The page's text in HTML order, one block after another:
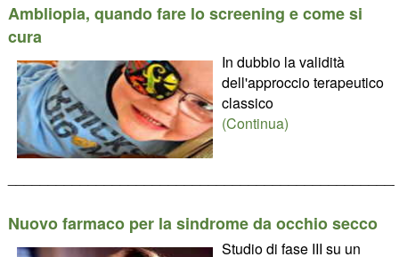
Ambliopia, quando fare lo screening e come si
cura
In dubbio la validità
dell'approccio terapeutico
classico
(Continua)
Nuovo farmaco per la sindrome da occhio secco
Studio di fase III su un